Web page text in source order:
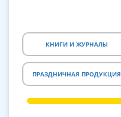
КНИГИ И ЖУРНАЛЫ
ПРАЗДНИЧНАЯ ПРОДУКЦИЯ